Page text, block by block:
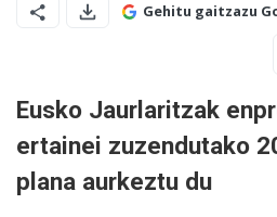
Gehitu gaitzazu
Eusko Jaurlaritzak
ertainei zuzendutako
plana aurkeztu du